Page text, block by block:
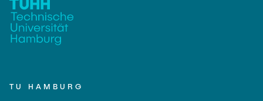
TU HAMBURG